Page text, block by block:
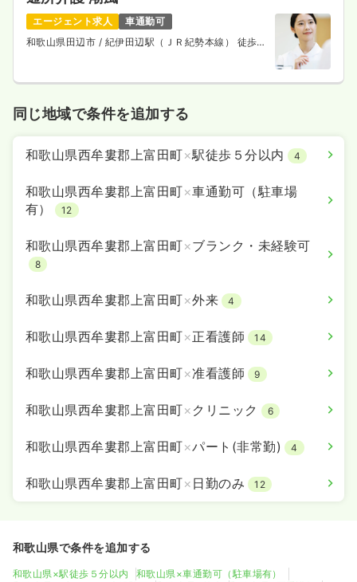
エージェント求人
車通勤可
和歌山県田辺市 / 紀伊田辺駅（ＪＲ紀勢本線） 徒歩12
同じ地域で条件を追加する
和歌山県西牟婁郡上富田町×駅徒歩５分以内 4
和歌山県西牟婁郡上富田町×車通勤可（駐車場
有）
12
和歌山県西牟婁郡上富田町×ブランク・未経験可
8
和歌山県西牟婁郡上富田町×外来 4
和歌山県西牟婁郡上富田町×正看護師 14
和歌山県西牟婁郡上富田町×准看護師 9
和歌山県西牟婁郡上富田町× クリニック 6
和歌山県西牟婁郡上富田町×パート(非常勤) 4
和歌山県西牟婁郡上富田町× 日勤のみ 12
和歌山県で条件を追加する
和歌山県×駅徒歩５分以内
和歌山県×車通勤可（駐車場有）